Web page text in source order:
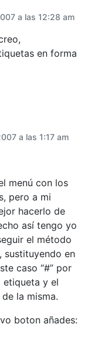
a las 12:28 am
en forma
a las 1:17 am
menú con los
pero a mi
hacerlo de
así tengo yo
el método
sustituyendo en
caso “#” por
etiqueta y el
la misma.
boton añades: